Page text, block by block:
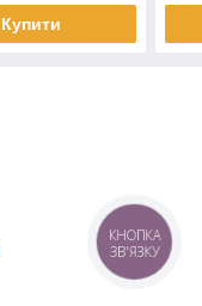
Купити
КНОПКА
ЗВ'ЯЗКУ